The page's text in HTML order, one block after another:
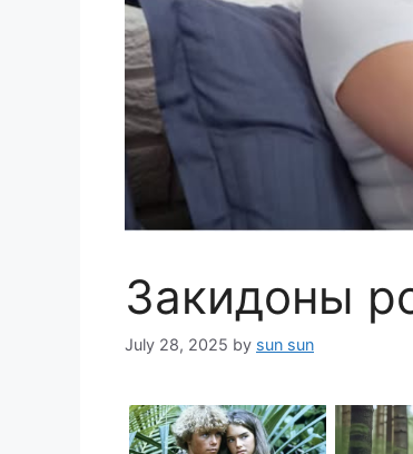
Закидоны
July 28, 2025 by sun sun